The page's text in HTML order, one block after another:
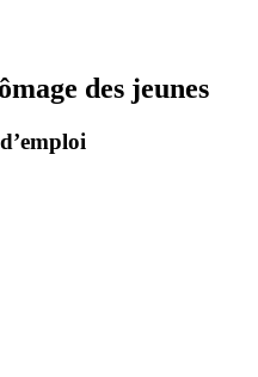
des jeunes